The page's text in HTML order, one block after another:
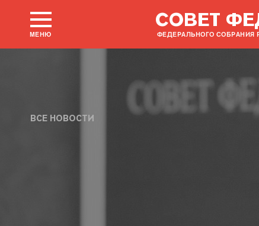
МЕНЮ
СОВЕТ
ФЕДЕРАЛЬНОГО СОБРАНИЯ
ВСЕ НОВОСТИ